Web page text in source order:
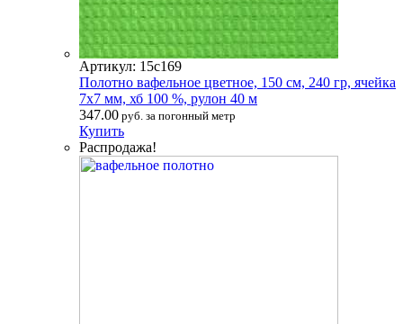
Артикул: 15с169
Полотно вафельное цветное, 150 см, 240 гр, ячейка
7х7 мм, хб 100 %, рулон 40 м
347.00 руб. за погонный метр
Купить
Распродажа!